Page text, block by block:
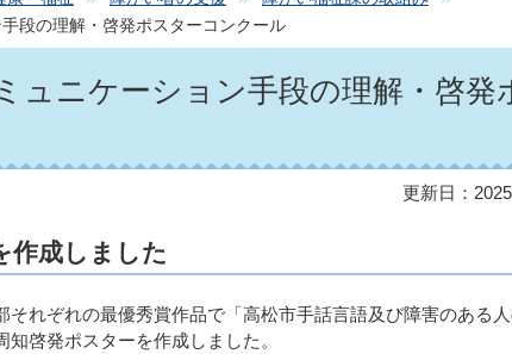
段の理解・啓発ポスターコンクール
ュニケーション手段の理解・啓発
更新日：
作成しました
れぞれの最優秀賞作品で「高松市手話言語及び障害のある人
啓発ポスターを作成しました。